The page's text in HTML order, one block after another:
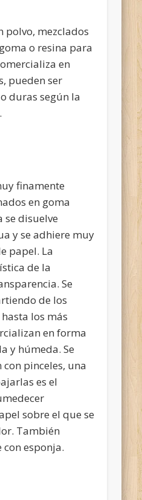
polvo, mezclados
o resina para
en
pueden ser
duras según la
finamente
en goma
se disuelve
y se adhiere muy
papel. La
de la
Se
de los
los más
en forma
y húmeda. Se
pinceles, una
es el
sobre el que se
También
esponja.